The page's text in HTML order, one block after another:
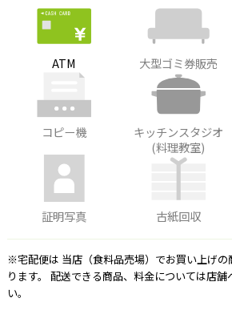
ATM 大型ゴミ券販売
コピー機
キッチンスタジオ
(料理教室)
証明写真 古紙回収
※宅配便は 当店（食料品売場）でお買い上げの
ります。 配送できる商品、料金については店舗
い。